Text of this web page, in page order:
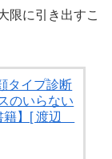
限に引き出すこ
タイプ診断
のいらない
籍】[ 渡辺